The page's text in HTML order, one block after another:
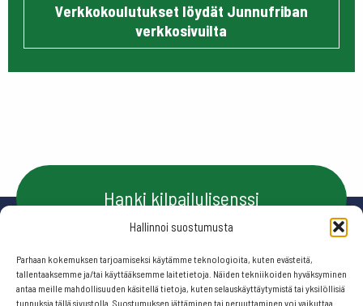
Hallinnoi suostumusta
Parhaan kokemuksen tarjoamiseksi käytämme teknologioita, kuten evästeitä,
tallentaaksemme ja/tai käyttääksemme laitetietoja. Näiden tekniikoiden hyväksyminen
antaa meille mahdollisuuden käsitellä tietoja, kuten selauskäyttäytymistä tai yksilöllisiä
tunnuksia tällä sivustolla. Suostumuksen jättäminen tai peruuttaminen voi vaikuttaa
Verkkokoulutukset löydät Junnufriban
verkkosivuilta
Hanki kilpailulisenssi
Ota yhteyttä